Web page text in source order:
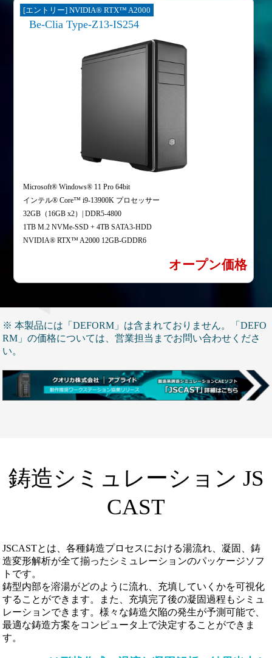
[エントリー] NVIDIA® RTX™ A2000
Be-Clia Type-Z13-IS254
Microsoft® Windows® 11 Pro 64bit
インテル® Core™ i9-13900K プロセッサー
32GB（16GB x2）| DDR5-4800
1TB M.2 NVMe-SSD + 4TB SATA3-HDD
NVIDIA® RTX™ A2000 12GB-GDDR6
オープン価格
※ 本製品には「DEFORM」は含まれておりません。「DEFO
RM」の価格については、営業担当までお問い合わせくださ
い。
鋳造シミュレーション JS
CAST
JSCASTとは、各種鋳造プロセスにおける湯流れ、凝固、鋳
造変形解析が全て揃ったシミュレーションのパッケージソフ
トです。
鋳型内部を溶湯がどのように流れ、充填していくかを可視化
することができます。また、充填完了後の凝固過程もシミュ
レーションできます。様々な鋳造欠陥の発生が予測可能で、
最適な鋳造方案をコンピュータ上で決定することができま
す。